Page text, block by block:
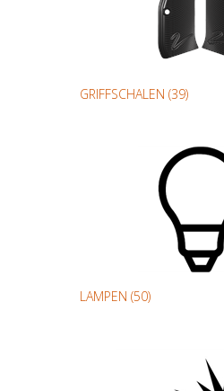
GRIFFSCHALEN (39)
LAMPEN (50)